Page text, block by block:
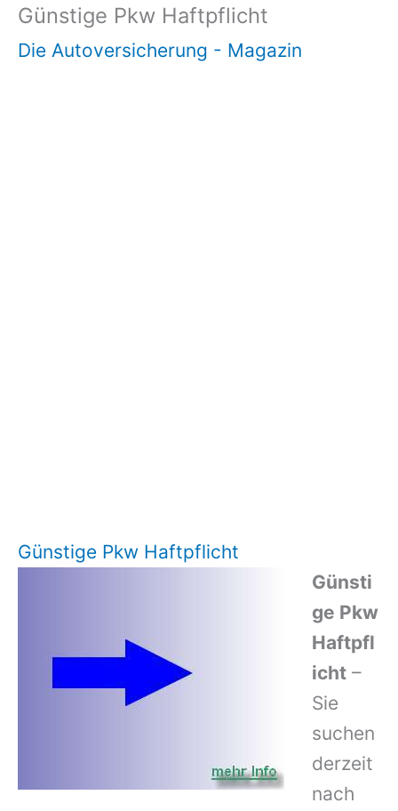
Günstige Pkw Haftpflicht
Die Autoversicherung - Magazin
Günstige Pkw Haftpflicht
Günsti
ge Pkw
Haftpfl
icht –
Sie
suchen
derzeit
nach